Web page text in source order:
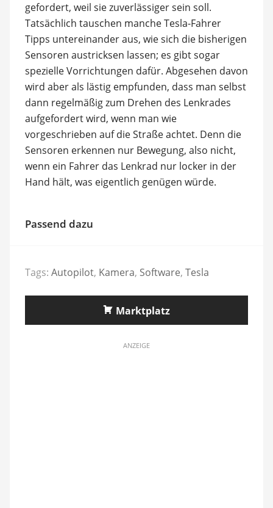
gefordert, weil sie zuverlässiger sein soll.
Tatsächlich tauschen manche Tesla-Fahrer
Tipps untereinander aus, wie sich die bisherigen
Sensoren austricksen lassen; es gibt sogar
spezielle Vorrichtungen dafür. Abgesehen davon
wird aber als lästig empfunden, dass man selbst
dann regelmäßig zum Drehen des Lenkrades
aufgefordert wird, wenn man wie
vorgeschrieben auf die Straße achtet. Denn die
Sensoren erkennen nur Bewegung, also nicht,
wenn ein Fahrer das Lenkrad nur locker in der
Hand hält, was eigentlich genügen würde.
Passend dazu
Tags: Autopilot, Kamera, Software, Tesla
Marktplatz
ANZEIGE